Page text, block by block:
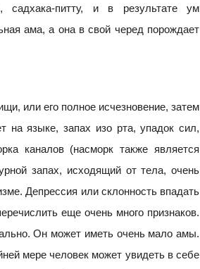
питту, и в результате ум
ама, а она в свой черед порождает
или его полное исчезновение, затем
на языке, запах изо рта, упадок сил,
каналов (насморк также является
запах, исходящий от тела, очень
Депрессия или склонность впадать
еще очень много признаков.
Он может иметь очень мало амы.
мере человек может увидеть в себе